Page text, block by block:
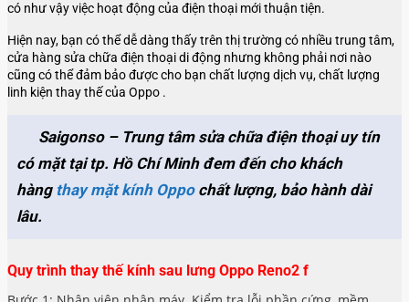
có như vậy việc hoạt động của điện thoại mới thuận tiện.
Hiện nay, bạn có thể dễ dàng thấy trên thị trường có nhiều trung tâm,
cửa hàng sửa chữa điện thoại di động nhưng không phải nơi nào
cũng có thể đảm bảo được cho bạn chất lượng dịch vụ, chất lượng
linh kiện thay thế của Oppo .
Saigonso – Trung tâm sửa chữa điện thoại uy tín
có mặt tại tp. Hồ Chí Minh đem đến cho khách
hàng thay mặt kính Oppochất lượng, bảo hành dài
lâu.
Quy trình thay thế kính sau lưng Oppo Reno2 f